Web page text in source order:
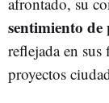
sentimiento
reflejada en sus
proyectos